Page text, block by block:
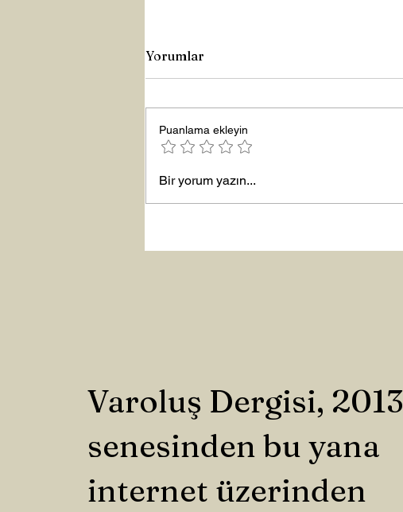
Yeni Yıla Merhaba
Yorumlar
Puanlama ekleyin
Bir yorum yazın...
Varoluş Dergisi, 2013
senesinden bu yana
internet üzerinden